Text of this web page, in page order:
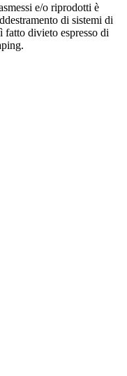
e/o riprodotti è
di sistemi di
divieto espresso di